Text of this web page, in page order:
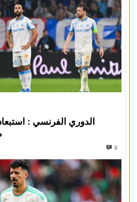
الدوري الفرنسي :
0